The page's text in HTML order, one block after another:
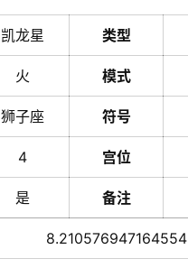
凯龙星 类型
火 模式
狮子座 符号
4 宫位
是 备注
8.210576947164554